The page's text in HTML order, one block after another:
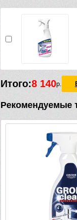
Итого:8 140р.
Рекомендуемые